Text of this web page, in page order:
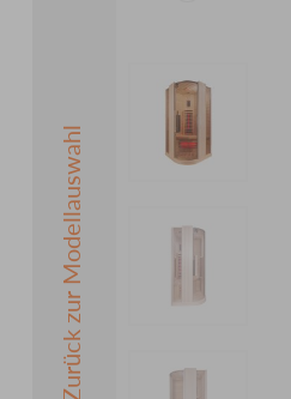
Zurück zur Modellauswahl